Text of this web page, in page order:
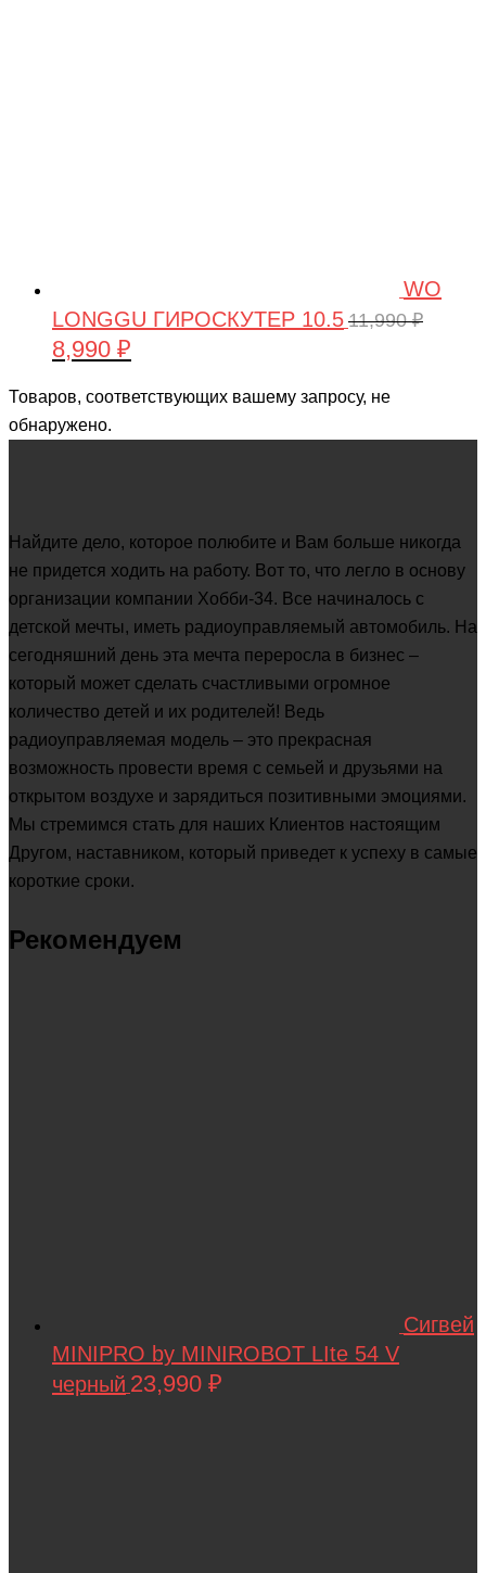
WO
LONGGU ГИРОСКУТЕР 10.5 11,990₽
Первоначальная
составляла
11,990 ₽.
8,990 ₽
8,990 ₽.
Товаров, соответствующих вашему запросу, не
обнаружено.
Найдите дело, которое полюбите и Вам больше никогда
не придется ходить на работу. Вот то, что легло в основу
организации компании Хобби-34. Все начиналось с
детской мечты, иметь радиоуправляемый автомобиль. На
сегодняшний день эта мечта переросла в бизнес –
который может сделать счастливыми огромное
количество детей и их родителей! Ведь
радиоуправляемая модель – это прекрасная
возможность провести время с семьей и друзьями на
открытом воздухе и зарядиться позитивными эмоциями.
Мы стремимся стать для наших Клиентов настоящим
Другом, наставником, который приведет к успеху в самые
короткие сроки.
Рекомендуем
Сигвей
MINIPRO by MINIROBOT LIte 54 V
черный 23,990 ₽